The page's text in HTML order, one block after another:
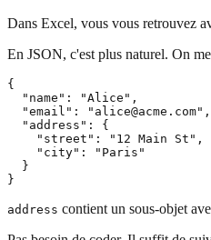
Dans Excel, vous vous retrouvez
En JSON, c'est plus naturel. On
{
  "name": "Alice",
  "email": "alice@acme.com",
  "address": {
    "street": "12 Main St",
    "city": "Paris"
  }
address contient un sous-objet